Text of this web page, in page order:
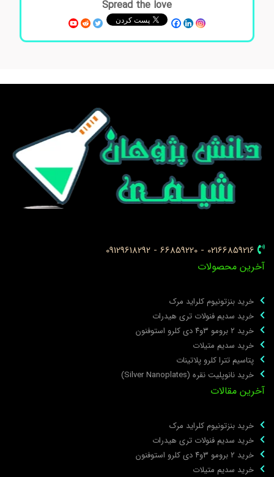
Spread the love
02166859216 - 66859220 - 09129618292
محصولات
خرید بنزتونیوم کلراید مرک
خرید سدیم فنولات تری هیدرات
خرید ۲ برومو ۳و۴ دی‌ کلرو استوفنون
خرید سدیم متیلات
پتاسیم تترا کلرو پلاتینات
خرید نانوپلیت نقره (Silver Nanoplates)
مقالات
خرید بنزتونیوم کلراید مرک
خرید سدیم فنولات تری هیدرات
خرید ۲ برومو ۳و۴ دی‌ کلرو استوفنون
خرید سدیم متیلات